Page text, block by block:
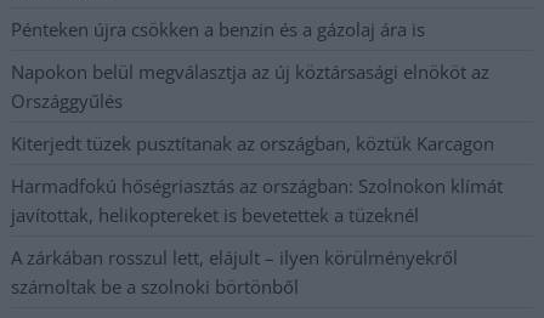
Pénteken újra csökken a benzin és a gázolaj ára is
Napokon belül megválasztja az új köztársasági elnököt az
Országgyűlés
Kiterjedt tüzek pusztítanak az országban, köztük Karcagon
Harmadfokú hőségriasztás az országban: Szolnokon klímát
javítottak, helikoptereket is bevetettek a tüzeknél
A zárkában rosszul lett, elájult – ilyen körülményekről
számoltak be a szolnoki börtönből